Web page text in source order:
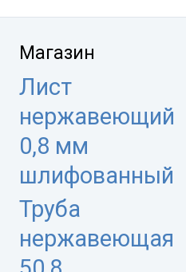
Магазин
Лист
нержавеющий
0,8 мм
шлифованный
Труба
нержавеющая